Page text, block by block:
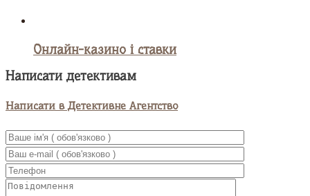
Онлайн-казино і ставки
Написати детективам
Написати в Детективне Агентство